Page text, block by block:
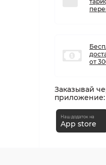
от
Заказывай
приложение:
Наш додаток на
App store